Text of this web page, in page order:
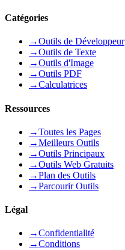
Catégories
→Outils de Développeur
→Outils de Texte
→Outils d'Image
→Outils PDF
→Calculatrices
Ressources
→Toutes les Pages
→Meilleurs Outils
→Outils Principaux
→Outils Web Gratuits
→Plan des Outils
→Parcourir Outils
Légal
→Confidentialité
→Conditions